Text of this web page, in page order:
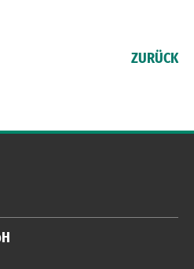
ZURÜCK